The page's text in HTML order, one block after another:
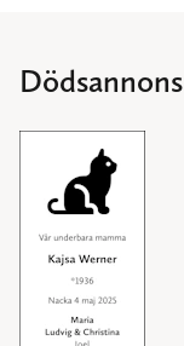
Dödsannons